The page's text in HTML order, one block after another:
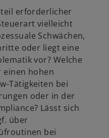
erforderlicher
vielleicht
Schwächen,
oder liegt eine
vor? Welche
einen hohen
Tätigkeiten bei
oder in der
Lässt sich
über
bei